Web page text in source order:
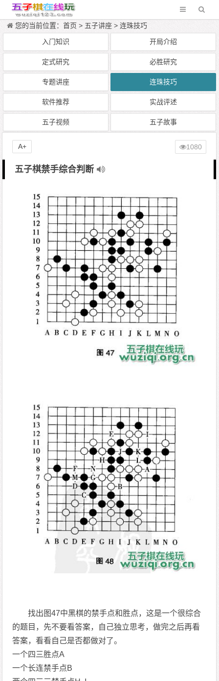
您的当前位置：首页 > 五子讲座 >连珠技巧
入门知识 开局介绍
定式研究 必胜研究
专题讲座 连珠技巧
软件推荐 实战评述
五子视频 五子故事
五子棋禁手综合判断
找出图47中黑棋的禁手点和胜点，这是一个很综合
的题目，先不要看答案，自己独立思考，做完之后再看
答案，看看自己是否都做对了。
一个四三胜点A
一个长连禁手点B
1080
A+